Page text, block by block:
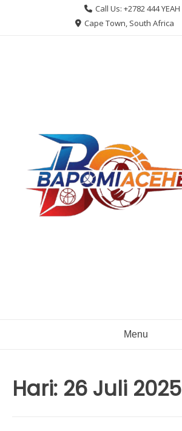
Call Us: +2782 444 YEAH
Cape Town, South Africa
Menu
Hari: 26 Juli 2025